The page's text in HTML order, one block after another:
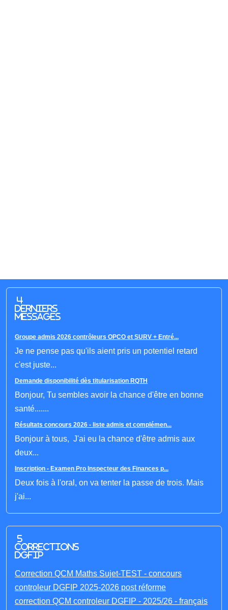
4
derniers
messages
Groupe admis 2026 contrôleurs OPCO et SURV + Entré...
Je ne pense pas qu'ils aient pris un potentiel retard
c'est juste...
Demande disponibilité dès titularisation RQTH
Bonjour, Tu sembles avoir la chance d'être en bonne
santé.......
Résultats concours 2026 - liste admis et complémen...
Bonjour à tous, J'ai eu la chance d'être admis aux
deux...
Inscription - Examen Pro Inspecteur des Finances p...
Deux fois à l'oral, on va tenter la passe de trois. Mais
j'ai...
5
corrections
DGFIP
Correction QCM Maths Sujet-TEST - concours
controleur DGFIP 2025-2026 post réforme
correction QCM controleur DGFIP - 2025/26 - français